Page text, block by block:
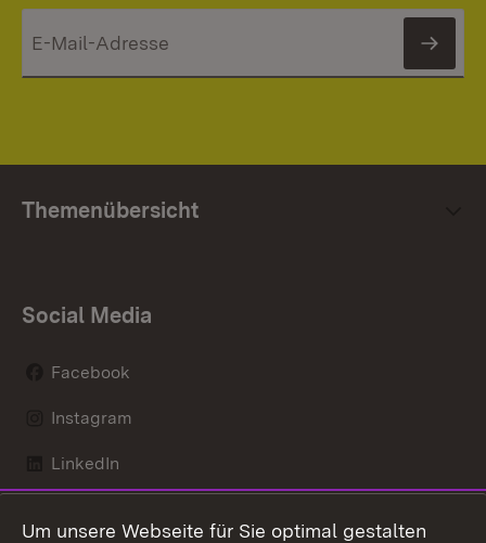
Themenübersicht
Social Media
Facebook
Instagram
LinkedIn
Um unsere Webseite für Sie optimal gestalten